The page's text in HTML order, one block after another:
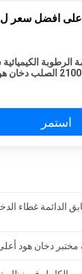
افضل سعر ل
الرطوبة
استمر
الدائمة غطاء